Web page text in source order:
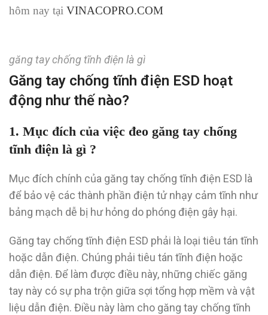
hôm nay tại VINACOPRO.COM
găng tay chống tĩnh điện là gì
Găng tay chống tĩnh điện ESD hoạt
động như thế nào?
1. Mục đích của việc đeo găng tay chống
tĩnh điện là gì ?
Mục đích chính của găng tay chống tĩnh điện ESD là
để bảo vệ các thành phần điện tử nhạy cảm tĩnh như
bảng mạch dễ bị hư hỏng do phóng điện gây hại.
Găng tay chống tĩnh điện ESD phải là loại tiêu tán tĩnh
hoặc dẫn điện. Chúng phải tiêu tán tĩnh điện hoặc
dẫn điện. Để làm được điều này, những chiếc găng
tay này có sự pha trộn giữa sợi tổng hợp mềm và vật
liệu dẫn điện. Điều này làm cho găng tay chống tĩnh